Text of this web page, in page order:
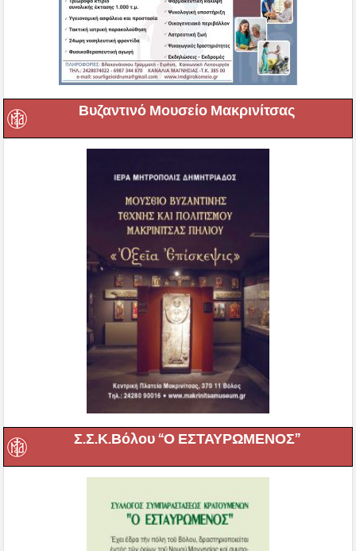
Βυζαντινό Μουσείο Μακρινίτσας
Σ.Σ.Κ.Βόλου “Ο ΕΣΤΑΥΡΩΜΕΝΟΣ”